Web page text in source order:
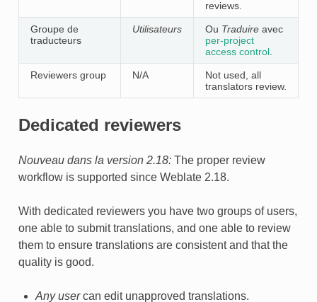
reviews.
Groupe de
traducteurs
Utilisateurs Ou Traduireavec
per-project
access control.
Reviewers group N/A
Not used, all
translators review.
Dedicated reviewers
Nouveau dans la version 2.18: The proper review
workflow is supported since Weblate 2.18.
With dedicated reviewers you have two groups of users,
one able to submit translations, and one able to review
them to ensure translations are consistent and that the
quality is good.
Any usercan edit unapproved translations.